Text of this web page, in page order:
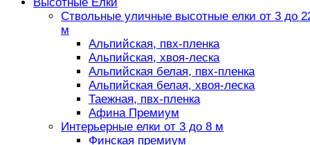
Ствольные уличные высотные елки от 3 до
м
Альпийская, пвх-пленка
Альпийская, хвоя-леска
Альпийская белая, пвх-пленка
Альпийская белая, хвоя-леска
Таежная, пвх-пленка
Афина Премиум
Интерьерные елки от 3 до 8 м
Финская премиум